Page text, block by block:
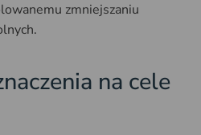
zmniejszaniu
na cele